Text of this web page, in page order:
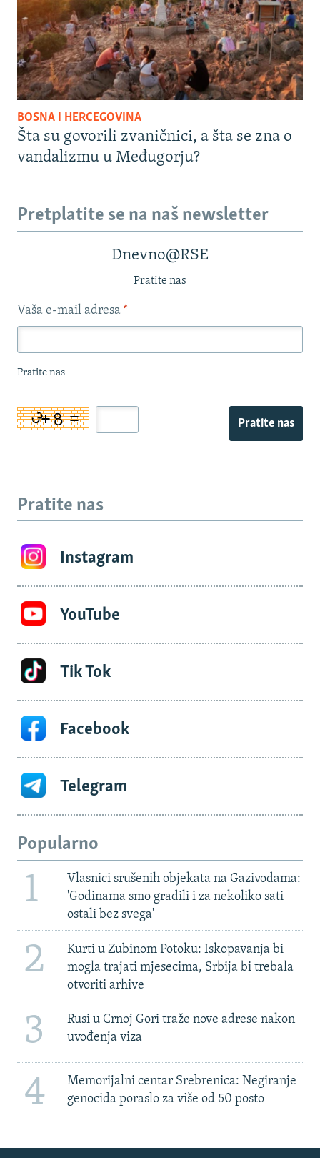
BOSNA I HERCEGOVINA
Šta su govorili zvaničnici, a šta se zna o
vandalizmu u Međugorju?
Pretplatite se na naš newsletter
Dnevno@RSE
Pratite nas
Vaša e-mail adresa *
Pratite nas
Pratite nas
Pratite nas
Instagram
YouTube
Tik Tok
Facebook
Telegram
Popularno
1
Vlasnici srušenih objekata na Gazivodama:
'Godinama smo gradili i za nekoliko sati
ostali bez svega'
2
Kurti u Zubinom Potoku: Iskopavanja bi
mogla trajati mjesecima, Srbija bi trebala
otvoriti arhive
3
Rusi u Crnoj Gori traže nove adrese nakon
uvođenja viza
4
Memorijalni centar Srebrenica: Negiranje
genocida poraslo za više od 50 posto